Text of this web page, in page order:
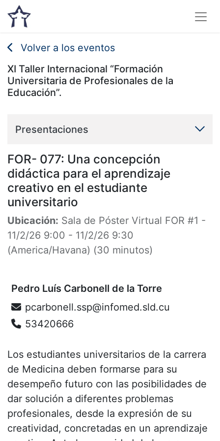
Volver a los eventos
XI Taller Internacional “Formación
Universitaria de Profesionales de la
Educación”.
Presentaciones
FOR- 077: Una concepción
didáctica para el aprendizaje
creativo en el estudiante
universitario
Ubicación: Sala de Póster Virtual FOR #1 -
11/2/26 9:00 - 11/2/26 9:30
(America/Havana) (30 minutos)
Pedro Luís Carbonell de la Torre
pcarbonell.ssp@infomed.sld.cu
53420666
Los estudiantes universitarios de la carrera
de Medicina deben formarse para su
desempeño futuro con las posibilidades de
dar solución a diferentes problemas
profesionales, desde la expresión de su
creatividad, concretadas en un aprendizaje